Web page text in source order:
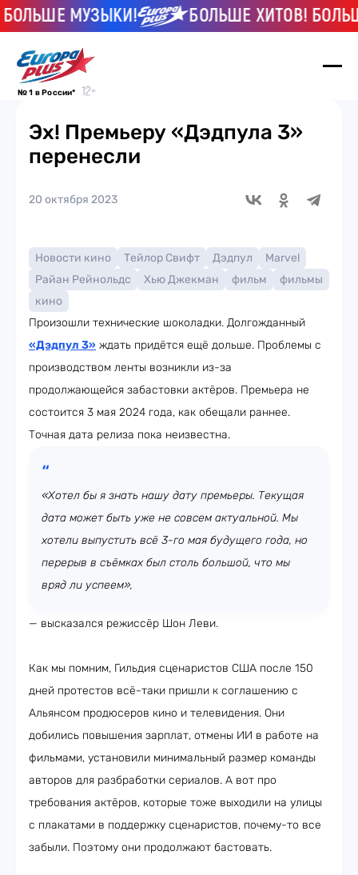
МУЗЫКИ! БОЛЬШЕ ХИТОВ! БОЛЬШЕ
№ 1 в России*
Эх! Премьеру «Дэдпула 3»
перенесли
20 октября 2023
Новости кино Тейлор Свифт Дэдпул
Marvel
Райан Рейнольдс
Хью Джекман фильм
фильмы
кино
Произошли технические шоколадки. Долгожданный
«Дэдпул 3» ждать придётся ещё дольше. Проблемы с
производством ленты возникли из-за
продолжающейся забастовки актёров. Премьера не
состоится 3 мая 2024 года, как обещали раннее.
Точная дата релиза пока неизвестна.
«Хотел бы я знать нашу дату премьеры. Текущая
дата может быть уже не совсем актуальной. Мы
хотели выпустить всё 3-го мая будущего года, но
перерыв в съёмках был столь большой, что мы
вряд ли успеем»,
— высказался режиссёр Шон Леви.
Как мы помним, Гильдия сценаристов США после 150
дней протестов всё-таки пришли к соглашению с
Альянсом продюсеров кино и телевидения. Они
добились повышения зарплат, отмены ИИ в работе на
фильмами, установили минимальный размер команды
авторов для разбработки сериалов. А вот про
требования актёров, которые тоже выходили на улицы
с плакатами в поддержку сценаристов, почему-то все
забыли. Поэтому они продолжают бастовать.